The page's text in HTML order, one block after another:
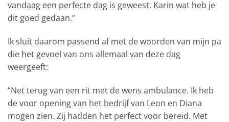
vandaag een perfecte dag is geweest. Karin wat heb je
dit goed gedaan.”
Ik sluit daarom passend af met de woorden van mijn pa
die het gevoel van ons allemaal van deze dag
weergeeft:
“Net terug van een rit met de wens ambulance. Ik heb
de voor opening van het bedrijf van Leon en Diana
mogen zien. Zij hadden het perfect voor bereid. Met